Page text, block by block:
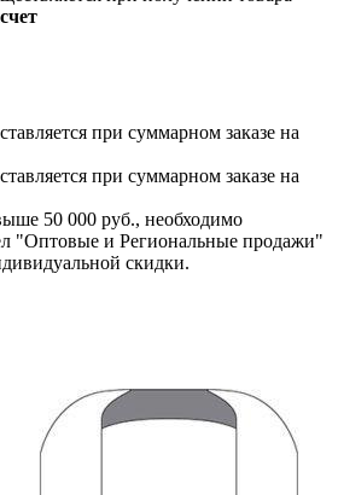
при суммарном заказе на
при суммарном заказе на
50 000 руб., необходимо
"Оптовые и Региональные продажи"
скидки.